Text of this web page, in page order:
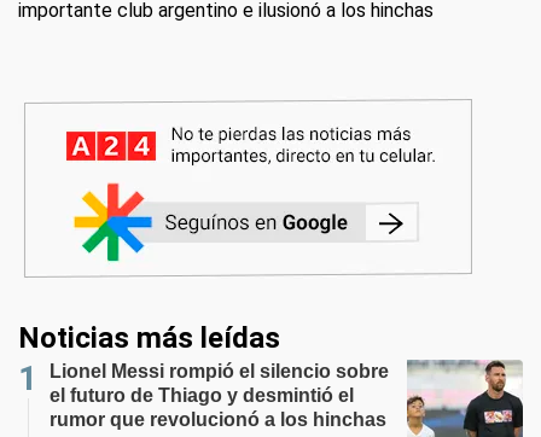
importante club argentino e ilusionó a los hinchas
Noticias más leídas
Lionel Messi rompió el silencio sobre
el futuro de Thiago y desmintió el
rumor que revolucionó a los hinchas